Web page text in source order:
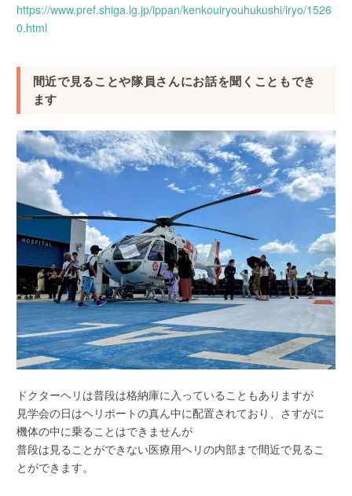
https://www.pref.shiga.lg.jp/ippan/kenkouiryouhukushi/iryo/1526
0.html
間近で見ることや隊員さんにお話を聞くこともでき
ます
ドクターヘリは普段は格納庫に入っていることもありますが
見学会の日はヘリポートの真ん中に配置されており、さすがに
機体の中に乗ることはできませんが
普段は見ることができない医療用ヘリの内部まで間近で見るこ
とができます。